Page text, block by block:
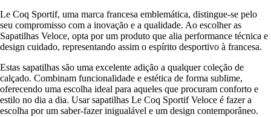
Le Coq Sportif, uma marca francesa emblemática, distingue-se pelo
seu compromisso com a inovação e a qualidade. Ao escolher as
Sapatilhas Veloce, opta por um produto que alia performance técnica e
design cuidado, representando assim o espírito desportivo à francesa.
Estas sapatilhas são uma excelente adição a qualquer coleção de
calçado. Combinam funcionalidade e estética de forma sublime,
oferecendo uma escolha ideal para aqueles que procuram conforto e
estilo no dia a dia. Usar sapatilhas Le Coq Sportif Veloce é fazer a
escolha por um saber-fazer inigualável e um design contemporâneo.